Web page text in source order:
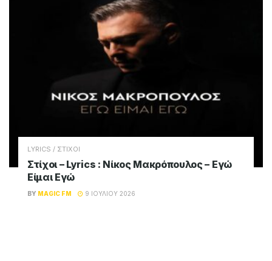
LYRICS / ΣΤΙΧΟΙ
Στίχοι – Lyrics : Νίκος Μακρόπουλος –
Πάντα Θα Σου Λείπω
BY MAGIC FM 9 ΙΟΥΛΊΟΥ 2026